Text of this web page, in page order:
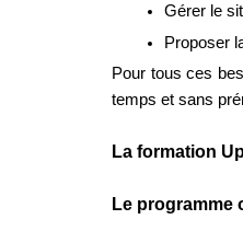
Gérer le
Proposer
Pour tous ces
temps et sans
La formation
Le programme